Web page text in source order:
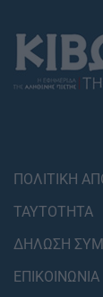
ΠΟΛΙΤΙΚΗ
ΤΑΥΤΟΤΗΤΑ
ΔΗΛΩΣΗ
ΕΠΙΚΟΙΝΩΝΙΑ